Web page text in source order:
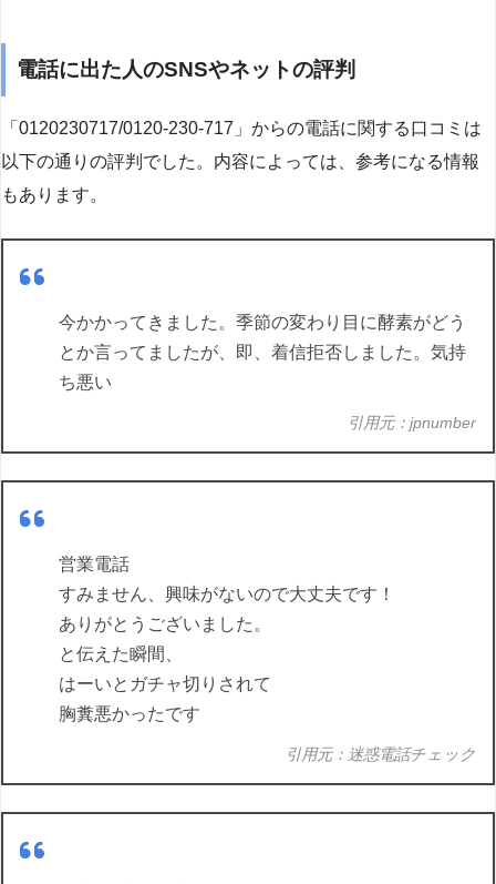
電話に出た人のSNSやネットの評判
「0120230717/0120-230-717」からの電話に関する口コミは
以下の通りの評判でした。内容によっては、参考になる情報
もあります。
今かかってきました。季節の変わり目に酵素がどう
とか言ってましたが、即、着信拒否しました。気持
ち悪い
引用元：jpnumber
営業電話
すみません、興味がないので大丈夫です！
ありがとうございました。
と伝えた瞬間、
はーいとガチャ切りされて
胸糞悪かったです
引用元：迷惑電話チェック